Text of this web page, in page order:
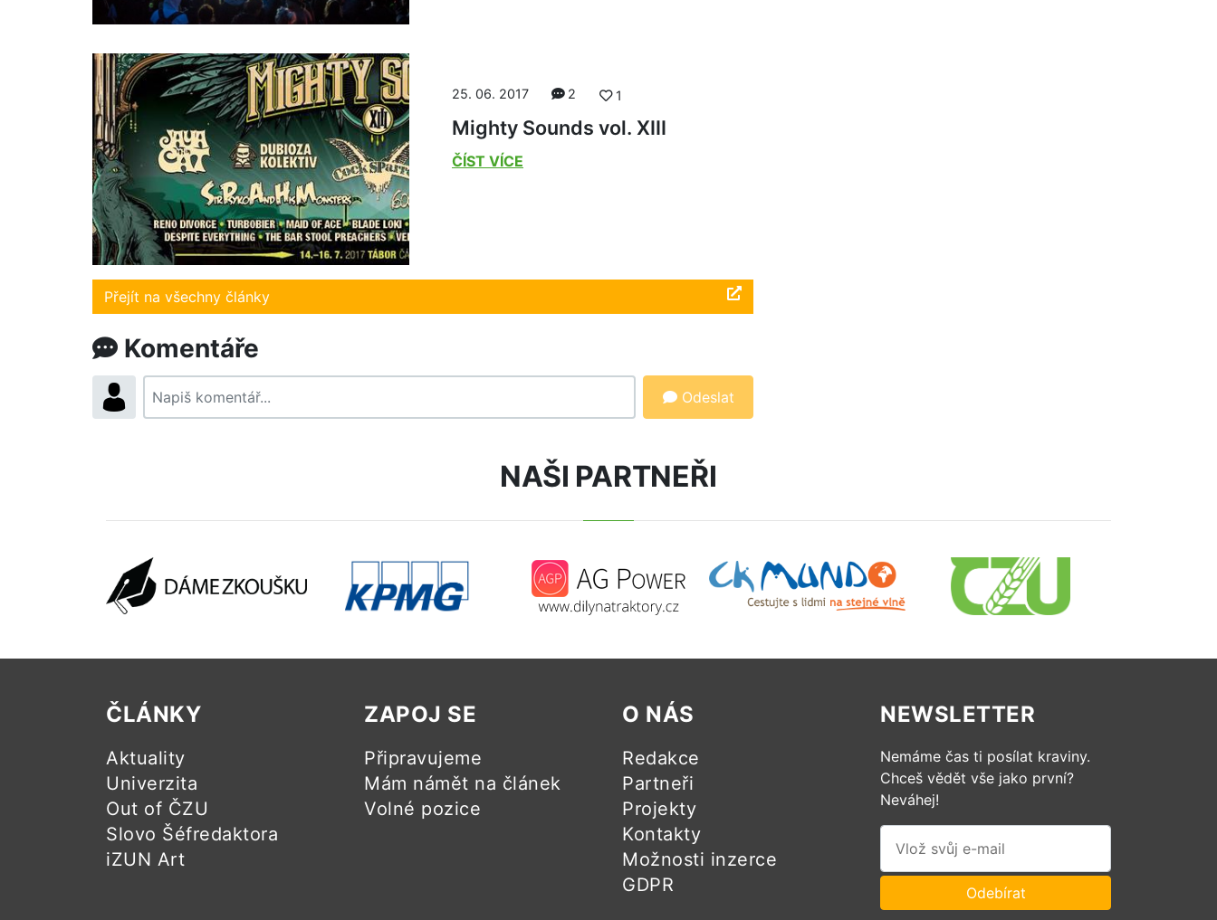
25. 06. 2017 2 1
Mighty Sounds vol. XIII
ČÍST VÍCE
Přejít na všechny články
Komentáře
Odeslat
NAŠI PARTNEŘI
ČLÁNKY
Aktuality
Univerzita
Out of ČZU
Slovo Šéfredaktora
iZUN Art
ZAPOJ SE
Připravujeme
Mám námět na článek
Volné pozice
O NÁS
Redakce
Partneři
Projekty
Kontakty
Možnosti inzerce
GDPR
NEWSLETTER
Nemáme čas ti posílat kraviny.
Chceš vědět vše jako první?
Neváhej!